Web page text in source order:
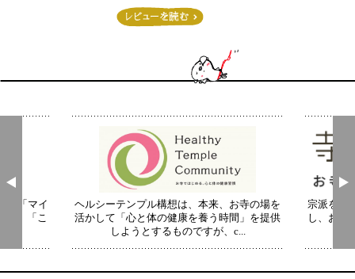
この投稿をInstagramで見る
。 「マイ
代」「こ
ヘルシーテンプル構想は、本来、お寺の場を
活かして「心と体の健康を養う時間」を提供
しようとするものですが、c...
宗派を超
し、お寺